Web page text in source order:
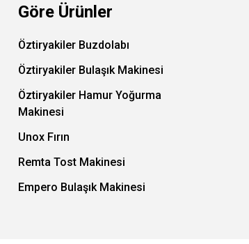
Göre Ürünler
Öztiryakiler Buzdolabı
Öztiryakiler Bulaşık Makinesi
Öztiryakiler Hamur Yoğurma
Makinesi
Unox Fırın
Remta Tost Makinesi
Empero Bulaşık Makinesi